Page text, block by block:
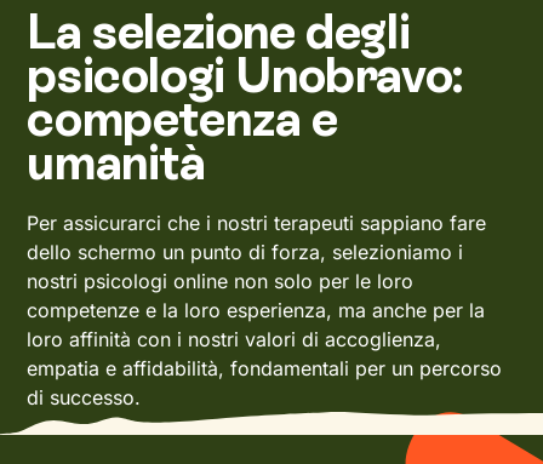
La selezione degli
psicologi Unobravo:
competenza e
umanità
Per assicurarci che i nostri terapeuti sappiano fare
dello schermo un punto di forza, selezioniamo i
nostri psicologi online non solo per le loro
competenze e la loro esperienza, ma anche per la
loro affinità con i nostri valori di accoglienza,
empatia e affidabilità, fondamentali per un percorso
di successo.